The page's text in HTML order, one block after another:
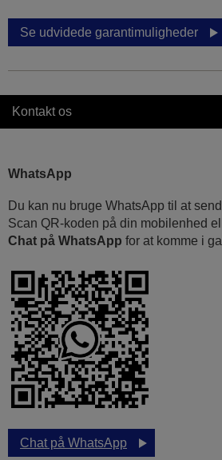
Se udvidede garantimuligheder
Kontakt os
WhatsApp
Du kan nu bruge WhatsApp til at
Scan QR-koden på din mobilenhed
Chat på WhatsApp for at komme i
Chat på WhatsApp